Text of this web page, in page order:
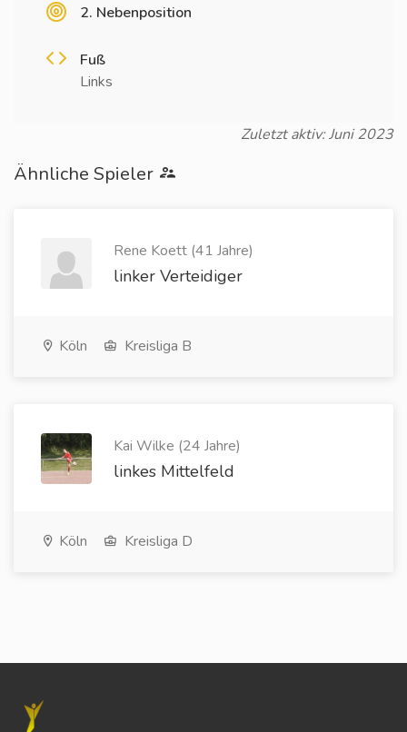
2. Nebenposition
Fuß
Links
Zuletzt aktiv: Juni 2023
Ähnliche Spieler
Rene Koett (41 Jahre)
linker Verteidiger
Köln Kreisliga B
Kai Wilke (24 Jahre)
linkes Mittelfeld
Köln Kreisliga D